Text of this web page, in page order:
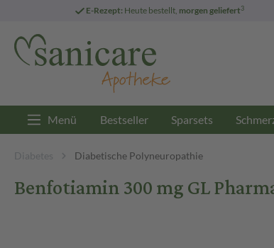
E-Rezept: Heute bestellt, morgen geliefert3
Menü Bestseller Sparsets
Diabetes Diabetische Polyneuropathie
Benfotiamin 300 mg GL